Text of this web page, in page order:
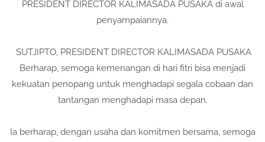
PRESIDENT DIRECTOR KALIMASADA PUSAKA di awal
penyampaiannya.
SUTJIPTO, PRESIDENT DIRECTOR KALIMASADA PUSAKA
Berharap, semoga kemenangan di hari fitri bisa menjadi
kekuatan penopang untuk menghadapi segala cobaan dan
tantangan menghadapi masa depan.
Ia berharap, dengan usaha dan komitmen bersama, semoga